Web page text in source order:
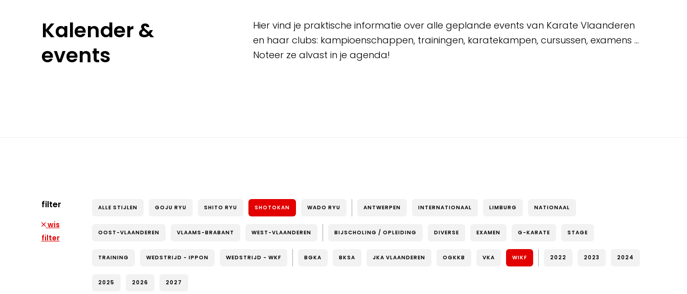
Kalender &
events
Hier vind je praktische informatie over alle geplande events van Karate Vlaanderen
en haar clubs: kampioenschappen, trainingen, karatekampen, cursussen, examens …
Noteer ze alvast in je agenda!
filter
wis
filter
ALLE STIJLEN GOJU RYU SHITO RYU SHOTOKAN WADO RYU ANTWERPEN INTERNATIONAAL LIMBURG NATIONAAL
OOST-VLAANDEREN VLAAMS-BRABANT WEST-VLAANDEREN BIJSCHOLING / OPLEIDING DIVERSE EXAMEN G-KARATE STAGE
TRAINING WEDSTRIJD - IPPON WEDSTRIJD - WKF BGKA BKSA JKA VLAANDEREN OGKKB VKA WIKF 2022 2023 2024
2025 2026 2027